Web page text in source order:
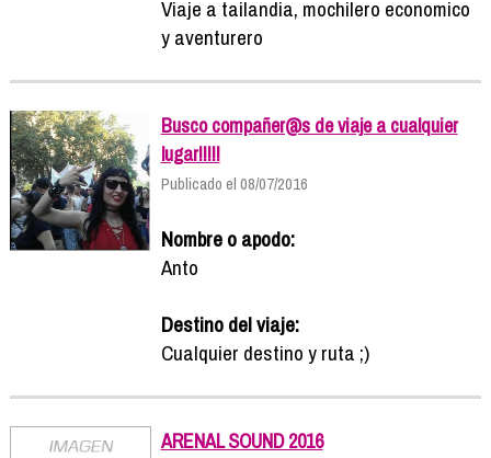
Viaje a tailandia, mochilero economico
y aventurero
Busco compañer@s de viaje a cualquier
lugar!!!!!
Publicado el 08/07/2016
Nombre o apodo:
Anto
Destino del viaje:
Cualquier destino y ruta ;)
ARENAL SOUND 2016